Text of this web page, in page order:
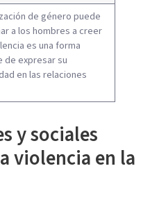
de género puede
a los hombres a creer
es una forma
de expresar su
en las relaciones
y sociales
violencia en la